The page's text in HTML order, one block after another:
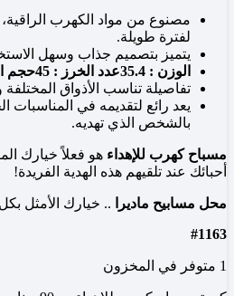
مصنوع من مواد الكهرب
لفترة طويلة.
يتميز بتصميم جذاب وسهل
الوزن : 35.4
عدد الخرز : 45
حجم
تفاصيلة تناسب الأذواق
يعد رائع لتقديمه في المناسبات
بالشخص الذي تهديه.
مسباح كهرب للإهداء هو فعلاً خيارك
أحبائك عند تلقيهم هذه الهدية الفريدة!
محل مسابيح ماديرا
.. خيارك الأمثل
#1163
1 متوفر في المخزون